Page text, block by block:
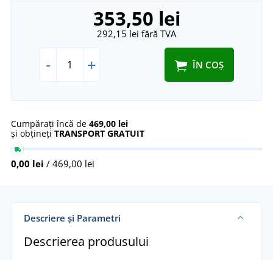
353,50 lei
292,15 lei fără TVA
- + ÎN COȘ
Cumpărați încă de 469,00 lei
și obțineți TRANSPORT GRATUIT
0,00 lei / 469,00 lei
Descriere și Parametri
Descrierea produsului